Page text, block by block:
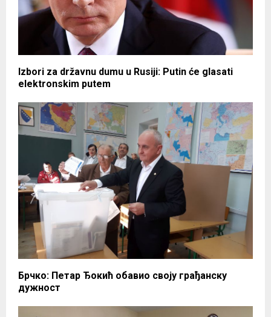
Izbori za državnu dumu u Rusiji: Putin će glasati
elektronskim putem
Брчко: Петар Ђокић обавио своју грађанску
дужност